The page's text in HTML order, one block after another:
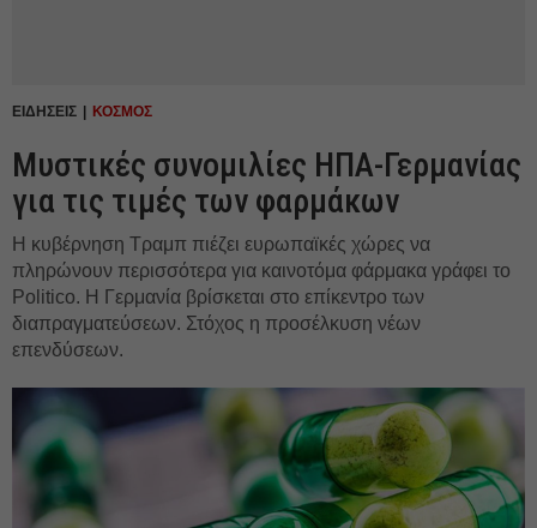
ΕΙΔΗΣΕΙΣ ΚΟΣΜΟΣ
Μυστικές συνομιλίες ΗΠΑ-Γερμανίας
για τις τιμές των φαρμάκων
H κυβέρνηση Τραμπ πιέζει ευρωπαϊκές χώρες να
πληρώνουν περισσότερα για καινοτόμα φάρμακα γράφει το
Politico. Η Γερμανία βρίσκεται στο επίκεντρο των
διαπραγματεύσεων. Στόχος η προσέλκυση νέων
επενδύσεων.